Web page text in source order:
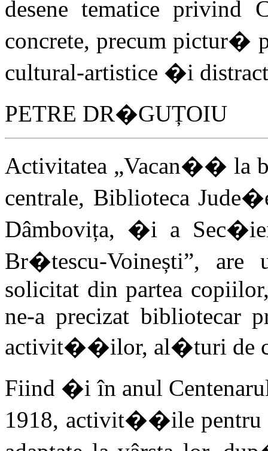
desene tematice
concrete, precum pictur�
cultural-artistice �i
PETRE DR�GUȚOIU
Activitatea „Vacan�� la
centrale, Biblioteca
Dâmbovița, �i a
Br�tescu-Voinești”, are
solicitat din partea
ne-a precizat bibliotecar
activit��ilor, al�turi de
Fiind �i în anul
1918, activit��ile pentru